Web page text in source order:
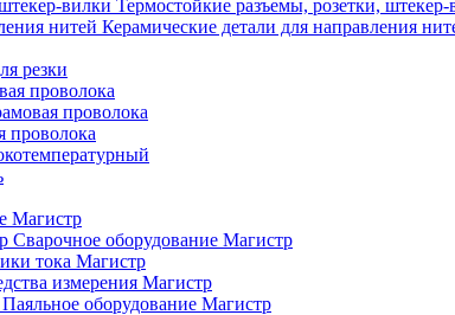
Термостойкие разъемы, розетки, штекер-
Керамические детали для направления
резки
проволока
проволока
проволока
Магистр
Сварочное оборудование Магистр
тока Магистр
измерения Магистр
Паяльное оборудование Магистр